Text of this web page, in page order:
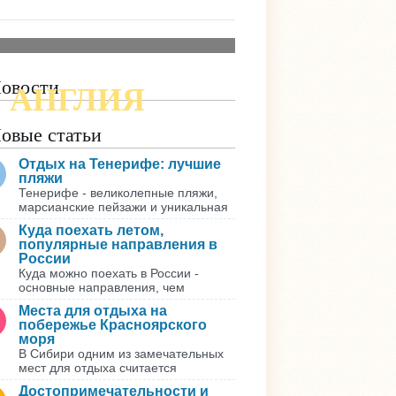
АНГЛИЯ
ПОДРОБНАЯ КАРТА
статьи
Отдых на Тенерифе: лучшие
пляжи
Тенерифе - великолепные пляжи,
марсианские пейзажи и уникальная
Куда поехать летом,
популярные направления в
России
Куда можно поехать в России -
основные направления, чем
Места для отдыха на
побережье Красноярского
моря
В Сибири одним из замечательных
мест для отдыха считается
Достопримечательности и